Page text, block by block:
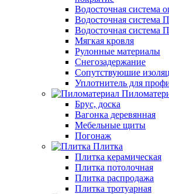
Водосточная система
Водосточная система
Водосточная
Мягкая кровля
Рулонные материалы
Снегозадержание
Сопутствуюшие
Уплотнитель для
Брус, доска
Вагонка деревянная
Мебельные щиты
Погонаж
Плитка
Плитка керамическая
Плитка потолочная
Плитка распродажа
Плитка тротуарная